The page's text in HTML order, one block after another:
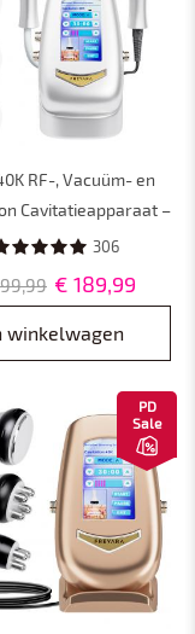
RF-, Vacuüm- en
Cavitatieapparaat –
voor
Armen, Taille, Buik en
Benen
306
€ 189,99
winkelwagen
PD
Sale